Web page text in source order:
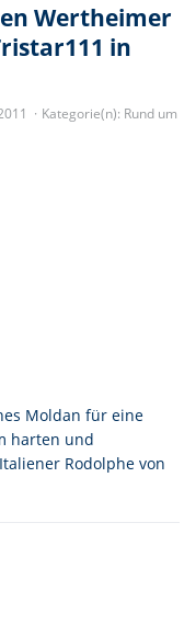
Wertheimer
in
Kategorie(n): Rund um
Moldan für eine
harten und
Rodolphe von